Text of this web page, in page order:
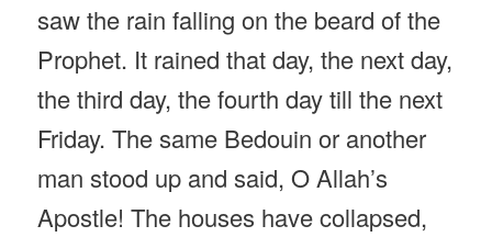
saw the rain falling on the beard of the
Prophet. It rained that day, the next day,
the third day, the fourth day till the next
Friday. The same Bedouin or another
man stood up and said, O Allah’s
Apostle! The houses have collapsed,